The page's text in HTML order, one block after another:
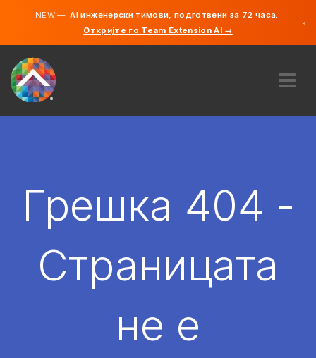
NEW —AI инженерски тимови, подготвени за 72 часа.
Откријте го Team Extension AI →
×
АНГАЖИРАЈ
Грешка 404 -
Страницата
не е